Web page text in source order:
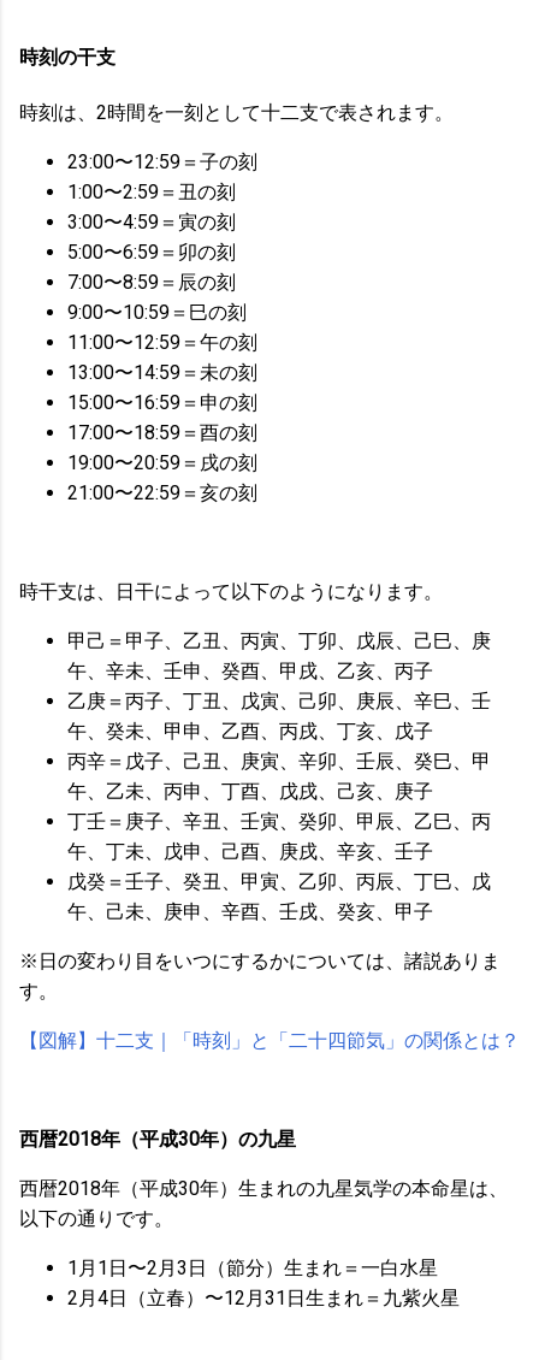
時刻の干支
時刻は、2時間を一刻として十二支で表されます。
23:00〜12:59＝子の刻
1:00〜2:59＝丑の刻
3:00〜4:59＝寅の刻
5:00〜6:59＝卯の刻
7:00〜8:59＝辰の刻
9:00〜10:59＝巳の刻
11:00〜12:59＝午の刻
13:00〜14:59＝未の刻
15:00〜16:59＝申の刻
17:00〜18:59＝酉の刻
19:00〜20:59＝戌の刻
21:00〜22:59＝亥の刻
時干支は、日干によって以下のようになります。
甲己＝甲子、乙丑、丙寅、丁卯、戊辰、己巳、庚
午、辛未、壬申、癸酉、甲戌、乙亥、丙子
乙庚＝丙子、丁丑、戊寅、己卯、庚辰、辛巳、壬
午、癸未、甲申、乙酉、丙戌、丁亥、戊子
丙辛＝戊子、己丑、庚寅、辛卯、壬辰、癸巳、甲
午、乙未、丙申、丁酉、戊戌、己亥、庚子
丁壬＝庚子、辛丑、壬寅、癸卯、甲辰、乙巳、丙
午、丁未、戊申、己酉、庚戌、辛亥、壬子
戊癸＝壬子、癸丑、甲寅、乙卯、丙辰、丁巳、戊
午、己未、庚申、辛酉、壬戌、癸亥、甲子
※日の変わり目をいつにするかについては、諸説ありま
す。
【図解】十二支｜「時刻」と「二十四節気」の関係とは？
西暦2018年（平成30年）の九星
西暦2018年（平成30年）生まれの九星気学の本命星は、
以下の通りです。
1月1日〜2月3日（節分）生まれ＝一白水星
2月4日（立春）〜12月31日生まれ＝九紫火星